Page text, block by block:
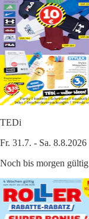
TEDi
Fr. 31.7. - Sa. 8.8.2026
Noch bis morgen gültig